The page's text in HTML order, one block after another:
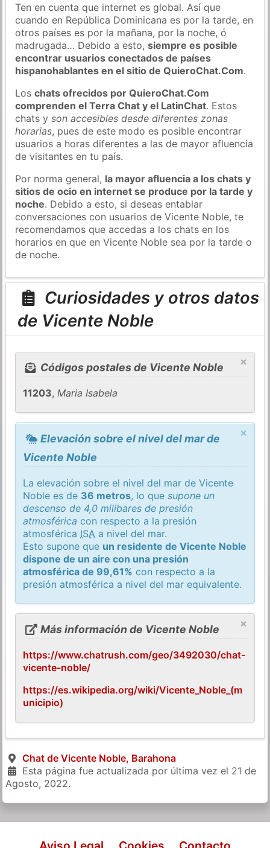
Ten en cuenta que internet es global. Así que
cuando en República Dominicana es por la tarde, en
otros países es por la mañana, por la noche, ó
madrugada… Debido a esto,siempre es posible
encontrar usuarios conectados de países
hispanohablantes en el sitio de QuieroChat.Com.
Loschats ofrecidos por QuieroChat.Com
comprenden el Terra Chat y el LatinChat. Estos
chats yson accesibles desde diferentes zonas
horarias, pues de este modo es posible encontrar
usuarios a horas diferentes a las de mayor afluencia
de visitantes en tu país.
Por norma general, la mayor afluencia a los chats y
sitios de ocio en internet se produce por la tarde y
noche. Debido a esto, si deseas entablar
conversaciones con usuarios de Vicente Noble, te
recomendamos que accedas a los chats en los
horarios en que en Vicente Noble sea por la tarde o
de noche.
Curiosidades y otros datos
de Vicente Noble
×
Códigos postales de Vicente Noble
11203,Maria Isabela
×
Elevación sobre el nivel del mar de
Vicente Noble
La elevación sobre el nivel del mar de Vicente
Noble es de 36 metros, lo quesupone un
descenso de 4,0 milibares de presión
atmosférica con respecto a la presión
atmosférica ISA a nivel del mar.
Esto supone que un residente de Vicente Noble
dispone de un aire con una presión
atmosférica de 99,61% con respecto a la
presión atmosférica a nivel del mar equivalente.
×
Más información de Vicente Noble
https://www.chatrush.com/geo/3492030/chat-
vicente-noble/
https://es.wikipedia.org/wiki/Vicente_Noble_(m
unicipio)
Chat de Vicente Noble, Barahona
Esta página fue actualizada por última vez el 21 de
Agosto, 2022.